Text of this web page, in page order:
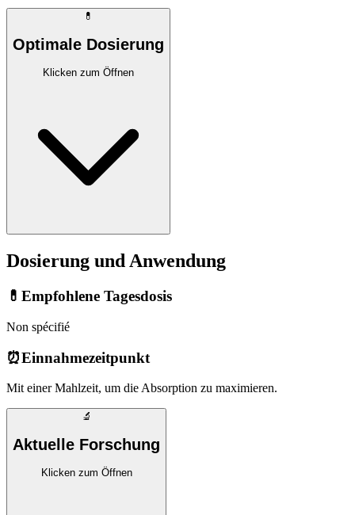
💊
Optimale Dosierung
Klicken zum Öffnen
Dosierung und Anwendung
💊 Empfohlene Tagesdosis
Non spécifié
⏰Einnahmezeitpunkt
Mit einer Mahlzeit, um die Absorption zu maximieren.
🔬
Aktuelle Forschung
Klicken zum Öffnen